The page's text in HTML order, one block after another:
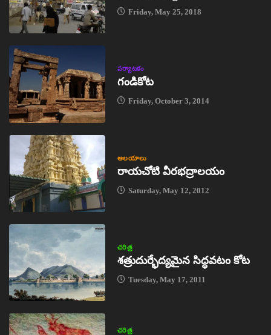
Friday, May 25, 2018
పర్యాటకం
గండికోట
Friday, October 3, 2014
ఆలయాలు
రాయచోటి వీరభద్రాలయం
Saturday, May 12, 2012
చరిత్ర
శత్రుదుర్భేద్యమైన సిద్ధవటం కోట
Tuesday, May 17, 2011
చరిత్ర